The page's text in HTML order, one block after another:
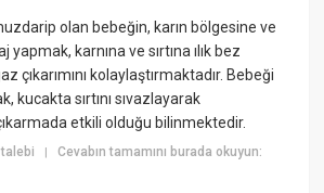
olan bebeğin, karın bölgesine ve
yapmak, karnına ve sırtına ılık bez
çıkarımını kolaylaştırmaktadır. Bebeği
kucakta sırtını sıvazlayarak
etkili olduğu bilinmektedir.
talebi |Cevabın tamamını burada okuyun: